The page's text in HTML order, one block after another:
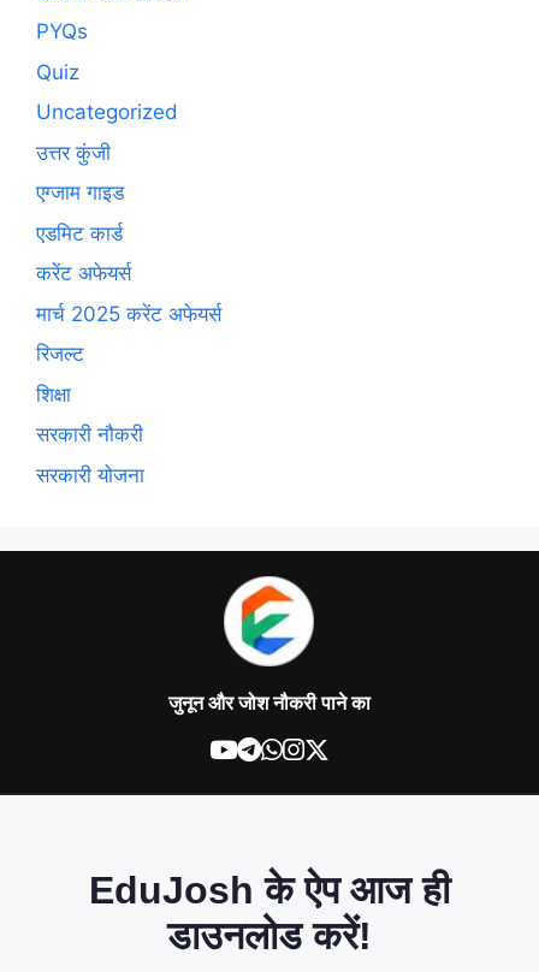
PYQs
Quiz
Uncategorized
उत्तर कुंजी
एग्जाम गाइड
एडमिट कार्ड
करेंट अफेयर्स
मार्च 2025 करेंट अफेयर्स
रिजल्ट
शिक्षा
सरकारी नौकरी
सरकारी योजना
जुनून और जोश नौकरी पाने का
EduJosh के ऐप आज ही
डाउनलोड करें!